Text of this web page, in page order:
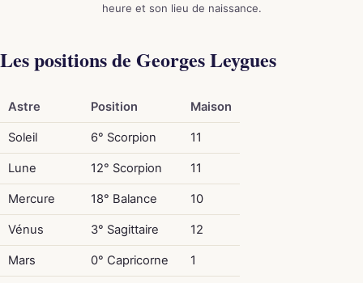
heure et son lieu de naissance.
Les positions de Georges Leygues
Astre Position Maison
Soleil 6° Scorpion 11
Lune 12° Scorpion 11
Mercure 18° Balance 10
Vénus 3° Sagittaire 12
Mars 0° Capricorne 1